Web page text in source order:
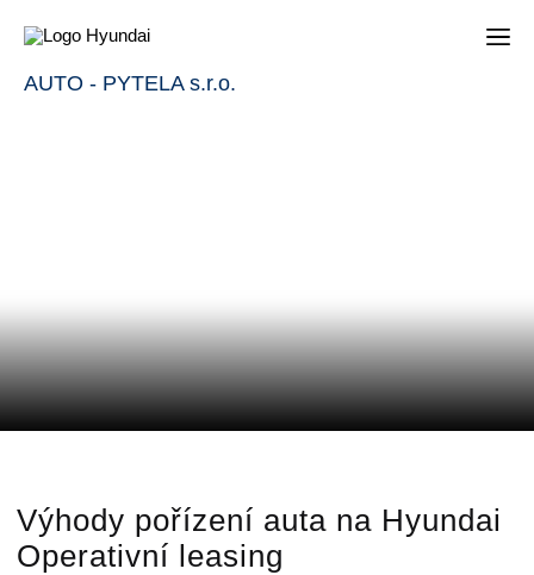
AUTO - PYTELA s.r.o.
Výhody pořízení auta na Hyundai
Operativní leasing